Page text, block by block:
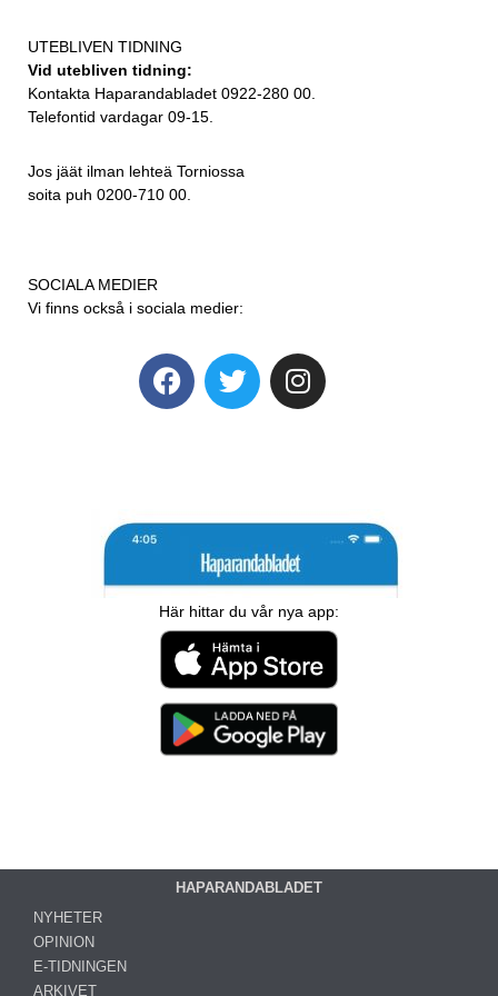
UTEBLIVEN TIDNING
Vid utebliven tidning:
Kontakta Haparandabladet 0922-280 00.
Telefontid vardagar 09-15.
Jos jäät ilman lehteä Torniossa
soita puh 0200-710 00.
SOCIALA MEDIER
Vi finns också i sociala medier:
Här hittar du vår nya app:
HAPARANDABLADET
NYHETER
OPINION
E-TIDNINGEN
ARKIVET